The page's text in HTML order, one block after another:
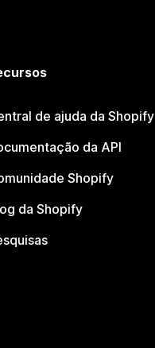
de ajuda da Shopify
da API
Shopify
da Shopify